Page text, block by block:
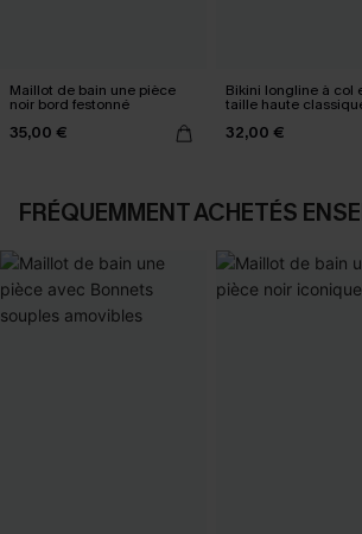
Maillot de bain une pièce
noir bord festonné
35,00 €
Bikini longline à col
taille haute
32,00 €
FRÉQUEMMENT ACHETÉS